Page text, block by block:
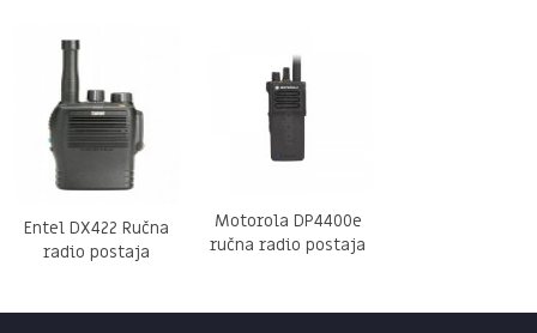
Entel DX422 Ručna
radio postaja
Motorola DP4400e
ručna radio postaja